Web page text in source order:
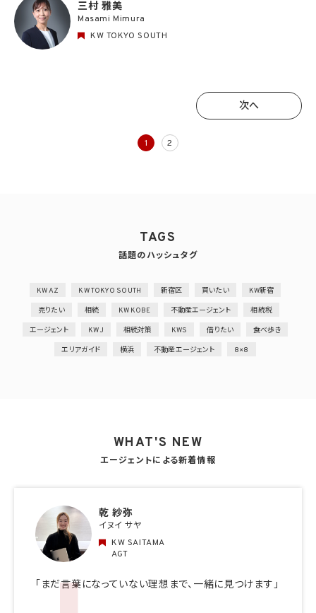
三村 雅美
Masami Mimura
KW TOKYO SOUTH
1 2
次へ
次へ
TAGS
話題のハッシュタグ
KW AZ KW TOKYO SOUTH 新宿区 買いたい KW新宿
売りたい 相続 KW KOBE 不動産エージェント 相続税
エージェント KWJ 相続対策 KWS 借りたい 食べ歩き
エリアガイド 横浜 不動産エージェント 8×8
WHAT'S NEW
エージェントによる新着情報
乾 紗弥
イヌイ サヤ
KW SAITAMA
AGT
「まだ言葉になっていない理想まで、一緒に見つけます」